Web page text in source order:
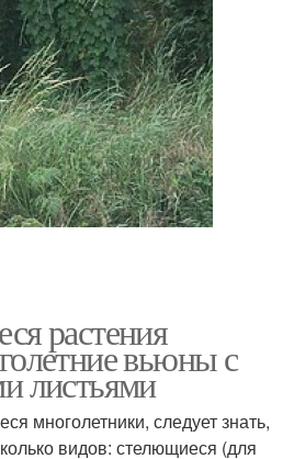
растения
вьюны с
листьями
многолетники, следует знать,
видов: стелющиеся (для